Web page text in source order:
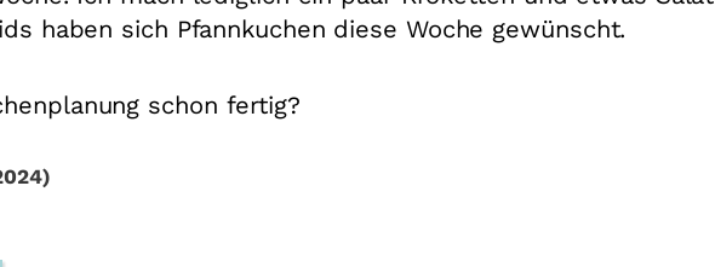
haben sich Pfannkuchen diese Woche gewünscht.
schon fertig?